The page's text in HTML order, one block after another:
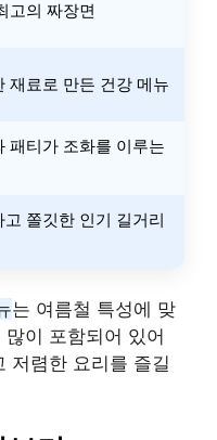
고의 짜장면
재료로 만든 건강 메뉴
패티가 조화를 이루는
고 쫄깃한 인기 길거리
는 여름철 특성에 맞
이 포함되어 있어
저렴한 요리를 즐길